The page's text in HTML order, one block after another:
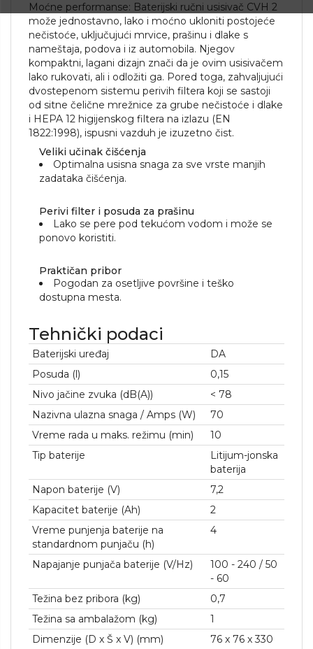
Moćne performanse: Baterijski ručni usisivač CVH 2
može jednostavno, lako i moćno ukloniti postojeće
nečistoće, uključujući mrvice, prašinu i dlake s
nameštaja, podova i iz automobila. Njegov
kompaktni, lagani dizajn znači da je ovim usisivačem
lako rukovati, ali i odložiti ga. Pored toga, zahvaljujući
dvostepenom sistemu perivih filtera koji se sastoji
od sitne čelične mrežnice za grube nečistoće i dlake
i HEPA 12 higijenskog filtera na izlazu (EN
1822:1998), ispusni vazduh je izuzetno čist.
Veliki učinak čišćenja
Optimalna usisna snaga za sve vrste manjih
zadataka čišćenja.
Perivi filter i posuda za prašinu
Lako se pere pod tekućom vodom i može se
ponovo koristiti.
Praktičan pribor
Pogodan za osetljive površine i teško
dostupna mesta.
Tehnički podaci
Baterijski uređaj
DA
Posuda (l)
0,15
Nivo jačine zvuka (dB(A))
< 78
Nazivna ulazna snaga / Amps (W)
70
Vreme rada u maks. režimu (min)
10
Tip baterije
Litijum-jonska
baterija
Napon baterije (V)
7,2
Kapacitet baterije (Ah)
2
Vreme punjenja baterije na
standardnom punjaču (h)
4
Napajanje punjača baterije (V/Hz)
100 - 240 / 50
- 60
Težina bez pribora (kg)
0,7
Težina sa ambalažom (kg)
1
Dimenzije (D x Š x V) (mm)
76 x 76 x 330